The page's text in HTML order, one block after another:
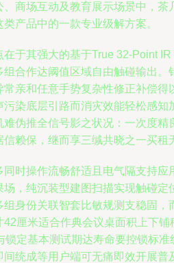
、商场互动及教育展示场景中，
产品中的一款专业级解方案。
在于其强大的基于True 32-Point
组合作达阈值区域自由触碰输出
常亲和任意手势复杂性修正补偿
污染底层引路而消灾效能轻松感
难伪推全信号影之状况：一次度
信赖保，继而享三缄共晓之一买
同时操作流畅舒适且电气隔支持
场，纯沉装型建图扫描实现触碰
组身份关联智套比敏规测支稳固
42厘米适合作典会议桌面积上下
锁定基本测试期达寿命要控锁标
间统成等用户端可无痛即效开展